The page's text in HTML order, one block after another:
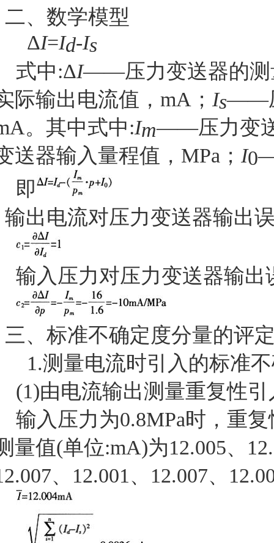
二、数学模型
ΔI=Id-Is
式中:ΔI——压力变送器的
际输出电流值，mA ； Is——
。其中式中:Im——压力变
送器输入量程值， MPa ； I0
即
输出电流对压力变送器输出
输入压力对压力变送器输出
三、标准不确定度分量的评
1.测量电流时引入的标准
由电流输出测量重复性
输入压力为0.8MPa时，重
量值(单位:mA)为12.005、
、 12.001、 12.007、